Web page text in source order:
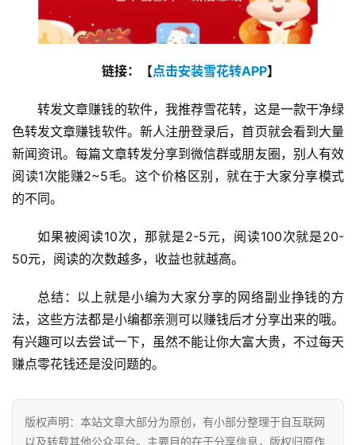
链接：【点击安装雪花转APP】
转发文章赚钱的软件，我推荐雪花转，这是一款干净绿
色转发文章赚钱软件。新人注册登录后，首页就会看到大量
新闻资讯。每篇文章转发分享到微信群或朋友圈，别人有效
阅读1次能赚2~5毛。这个价格区别，就在于大家分享模式
的不同。
如果被阅读10次，那就是2-5元，阅读100次就是20-
50元，阅读的次数越多，收益也就越高。
总结：以上就是小编为大家分享的网络副业挣钱的方
法，这些方法都是小编都亲测可以赚钱后才分享出来的哦。
有兴趣可以去尝试一下，虽然不能让你大富大贵，不过每天
赚点零花钱还是没问题的。
版权声明：本站文章大部分为原创，有小部分整理于自互联网
以及转载其他公众平台。主要目的在于分享信息，版权归原作